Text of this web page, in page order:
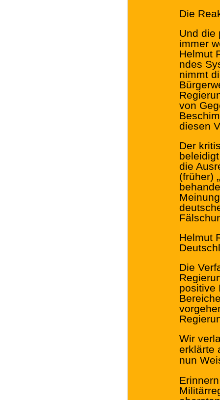
Die
Und die
immer
Helmut
ndes
nimmt
von
diesen
Der
die
(früher)
Helmut
Die
positive
Wir
erklärte
nun